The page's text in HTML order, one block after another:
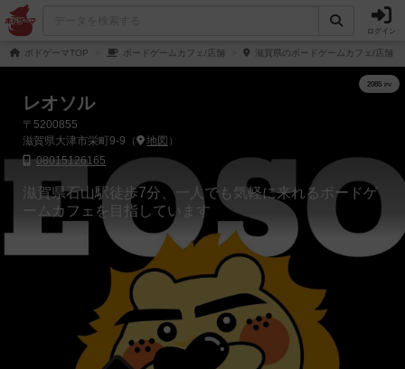
ログイン
ボドゲーマTOP ボードゲームカフェ/店舗 滋賀県のボードゲームカフェ/店舗
レオソル
〒5200855
滋賀県大津市栄町9-9（
地図 ）
08015126165
滋賀県石山駅徒歩7分、一人でも気軽に来れるボードゲ
ームカフェを目指しています